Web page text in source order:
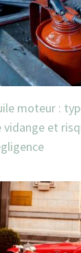
moteur :
vidange et